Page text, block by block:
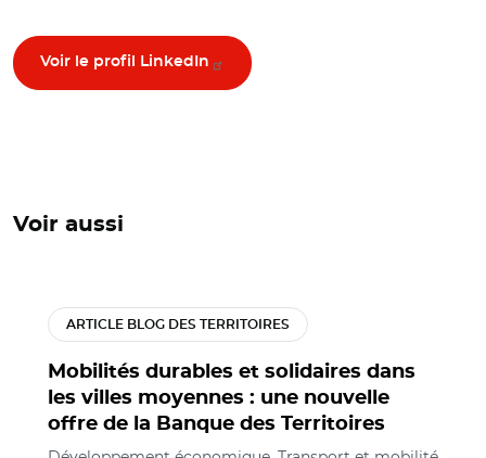
Voir le profil LinkedIn
Voir aussi
Mobilités durables et solidaires dans
les villes moyennes : une nouvelle
offre de la Banque des Territoires
ARTICLE BLOG DES TERRITOIRES